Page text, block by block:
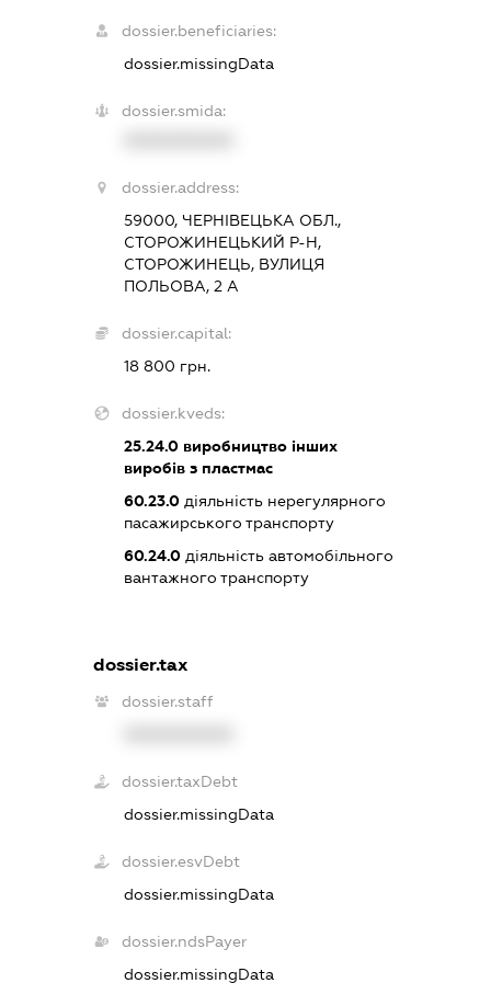
dossier.beneficiaries:
dossier.missingData
dossier.smida:
dossier.address:
59000, ЧЕРНІВЕЦЬКА ОБЛ.,
СТОРОЖИНЕЦЬКИЙ Р-Н,
СТОРОЖИНЕЦЬ, ВУЛИЦЯ
ПОЛЬОВА, 2 А
dossier.capital:
18 800 грн.
dossier.kveds:
25.24.0 виробництво інших
виробів з пластмас
60.23.0 діяльність нерегулярного
пасажирського транспорту
60.24.0 діяльність автомобільного
вантажного транспорту
dossier.tax
dossier.staff
dossier.taxDebt
dossier.missingData
dossier.esvDebt
dossier.missingData
dossier.ndsPayer
dossier.missingData